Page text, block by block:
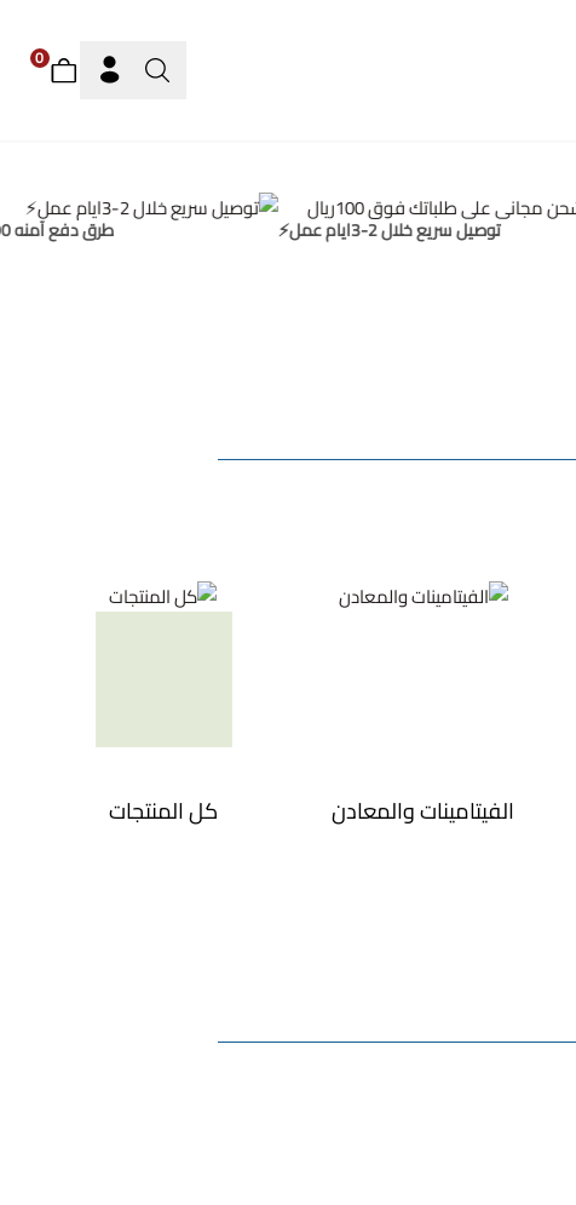
0
توصيل سريع خلال 2-3ايام عمل⚡ طرق دفع آمنه 100%
الفيتامينات والمعادن كل المنتجات